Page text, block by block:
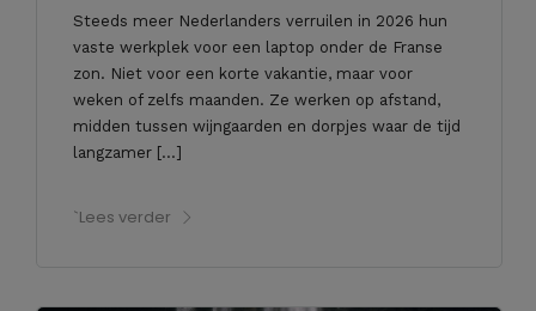
Steeds meer Nederlanders verruilen in 2026 hun
vaste werkplek voor een laptop onder de Franse
zon. Niet voor een korte vakantie, maar voor
weken of zelfs maanden. Ze werken op afstand,
midden tussen wijngaarden en dorpjes waar de tijd
langzamer […]
`Lees verder